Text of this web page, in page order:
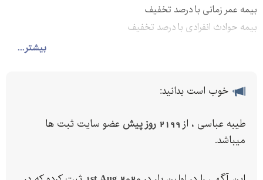
بیشتر...
بیمه عمر زمانی با درصد تخفیف
بیمه حوادث انفرادی با درصد تخفیف
خوب است بدانید:
طیبه عباسی ، از 2199 روز پیش
عضو سایت ثبت ها
میباشد.